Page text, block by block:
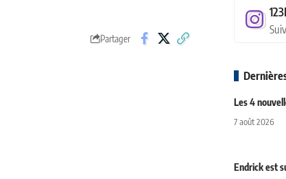
Partager
Les 4
7 août 2026
Endrick est